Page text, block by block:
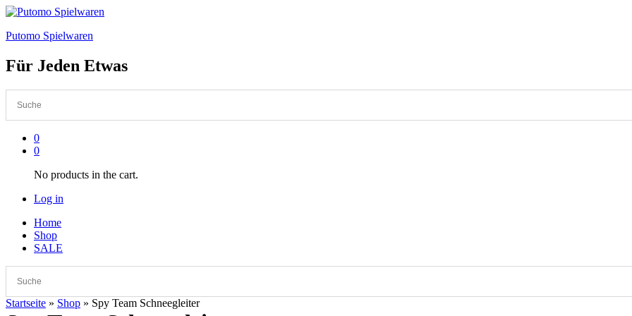
Putomo Spielwaren
Für Jeden Etwas
0
0
No products in the cart.
Log in
Home
Shop
SALE
Startseite » Shop » Spy Team Schneegleiter